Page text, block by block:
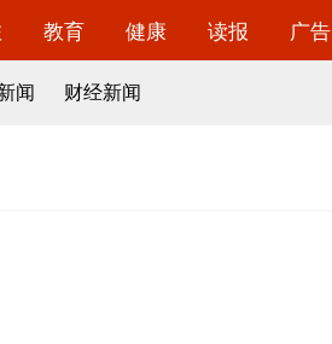
教育 健康 读报 广告
闻 财经新闻